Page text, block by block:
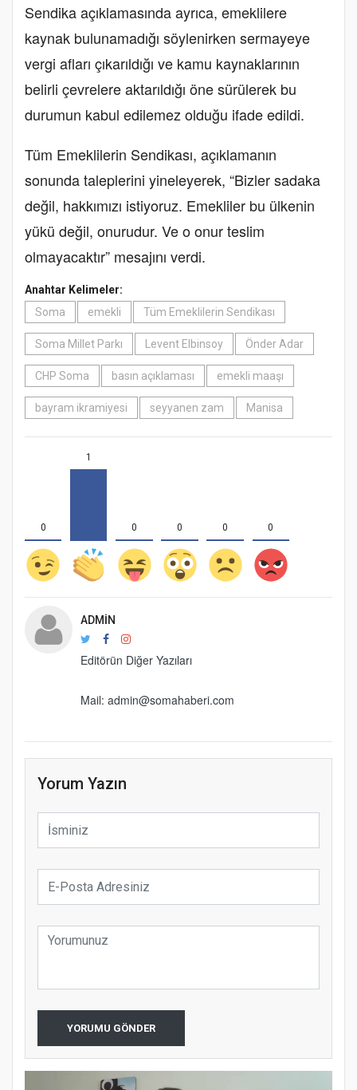
Sendika açıklamasında ayrıca, emeklilere
kaynak bulunamadığı söylenirken sermayeye
vergi afları çıkarıldığı ve kamu kaynaklarının
belirli çevrelere aktarıldığı öne sürülerek bu
durumun kabul edilemez olduğu ifade edildi.
Tüm Emeklilerin Sendikası, açıklamanın
sonunda taleplerini yineleyerek, “Bizler sadaka
değil, hakkımızı istiyoruz. Emekliler bu ülkenin
yükü değil, onurudur. Ve o onur teslim
olmayacaktır” mesajını verdi.
Anahtar Kelimeler:
Soma
emekli Tüm Emeklilerin Sendikası
Soma Millet Parkı Levent Elbinsoy Önder Adar
CHP Soma basın açıklaması emekli maaşı
bayram ikramiyesi seyyanen zam Manisa
0
1
0 0 0 0
ADMIN
Editörün Diğer Yazıları
Mail: admin@somahaberi.com
Yorum Yazın
YORUMU GÖNDER